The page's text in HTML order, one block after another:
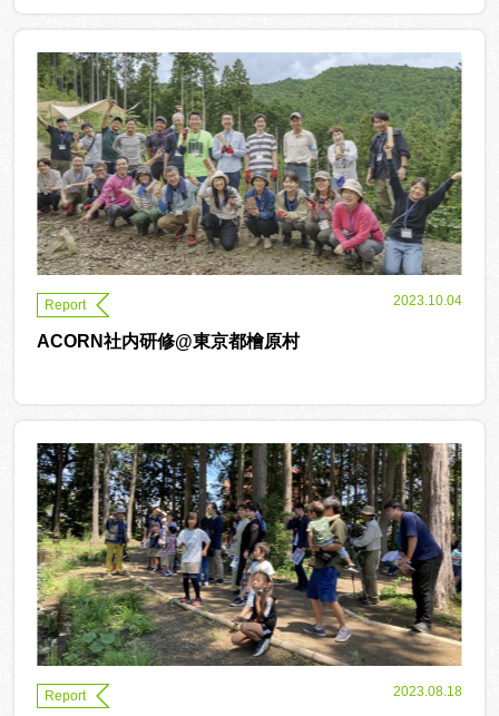
Report 2023.10.04
ACORN社内研修@東京都檜原村
Report 2023.08.18